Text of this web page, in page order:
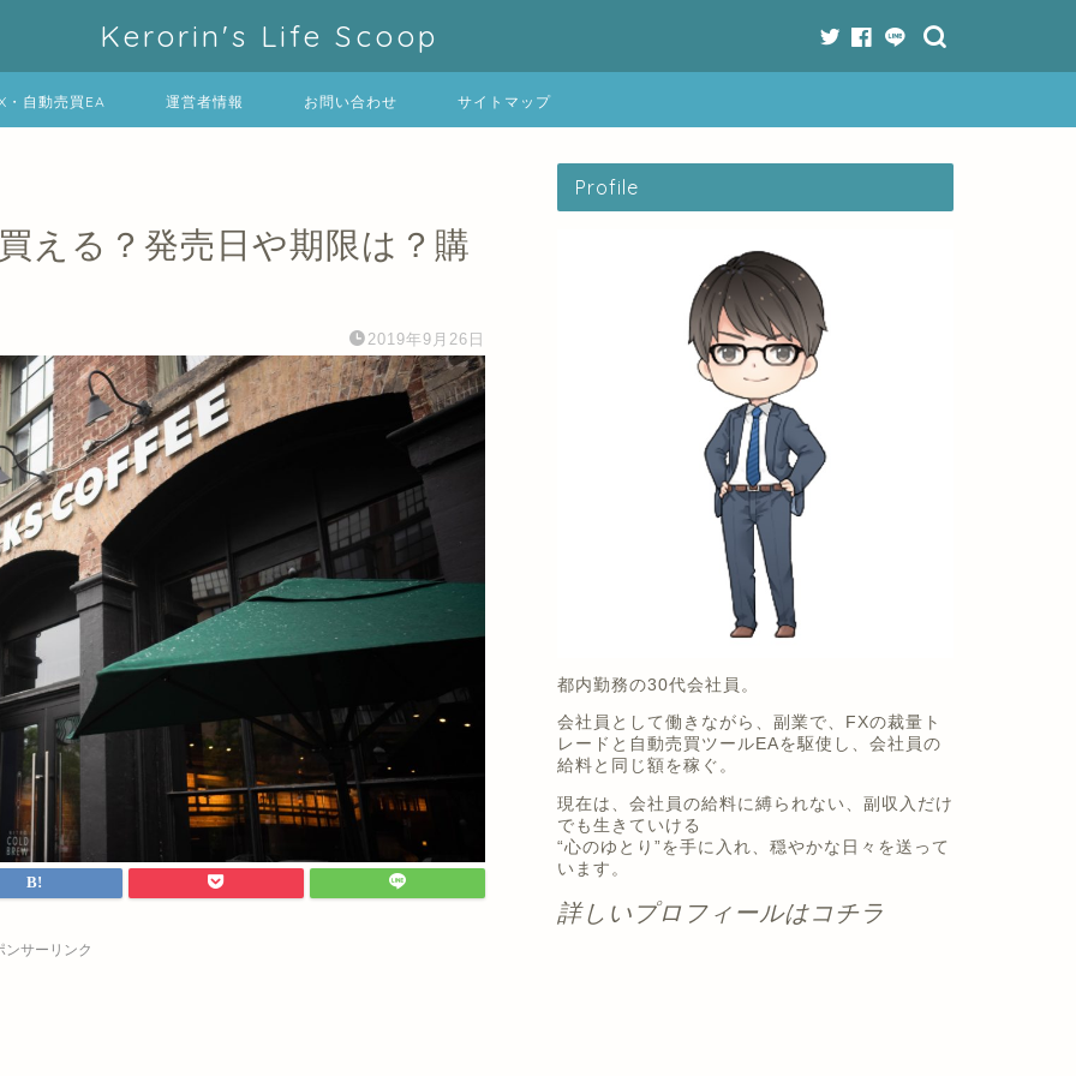
Kerorin's Life Scoop
・自動売買EA 運営者情報 お問い合わせ サイトマップ
える？発売日や期限は？購
2019年9月26日
ンサーリンク
Profile
都内勤務の30代会社員。
会社員として働きながら、副業で、FXの裁量ト
レードと自動売買ツールEAを駆使し、会社員の
給料と同じ額を稼ぐ。
現在は、会社員の給料に縛られない、副収入だけ
でも生きていける
“心のゆとり”を手に入れ、穏やかな日々を送って
います。
詳しいプロフィールはコチラ